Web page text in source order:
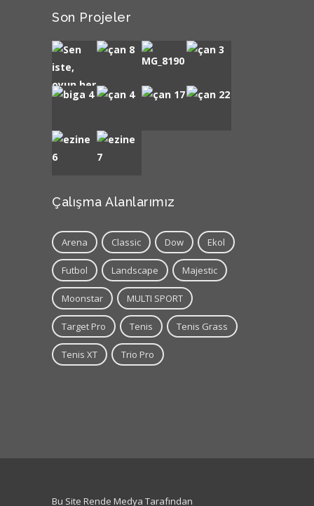
Son Projeler
Çalışma Alanlarımız
Arena Classic Dow Ekol
Futbol Landscape Majestic
Moonstar MULTI SPORT
Target Pro Tenis Tenis Grass
Tenis XT Trio Pro
Bu Site Rende Medya Tarafından